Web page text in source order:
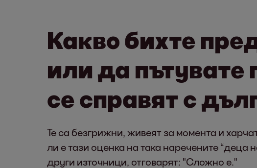
Какво бихте
или да пътувате
се справят с
Те са безгрижни, живеят за момента и
ли е тази оценка на така наречените “деца
други източници, отговарят: "Сложно е."